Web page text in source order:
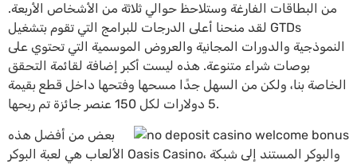
من البطاقات الفارغة وستلاحظ حوالي ثلاثة من الأشخاص الأربعة.
لقد منحنا أعلى الدرجات للبرامج التي تقوم بتشغيل GTDs
النموذجية والدورات المجانية والعروض الموسمية التي تحتوي على
بوصات شراء متنوعة. هذه ليست أكبر إضافة لقائمة التحقق
الخاصة بنا، ولكن من السهل جدًا مسحها وفتحها داخل قطع بقيمة
5 دولارات لكل 150 عنصر جائزة تم ربحها.
بعض من أفضل هذه
الألعاب هي لعبة البوكر Oasis Casino، والبوكر المستند إلى شبكة